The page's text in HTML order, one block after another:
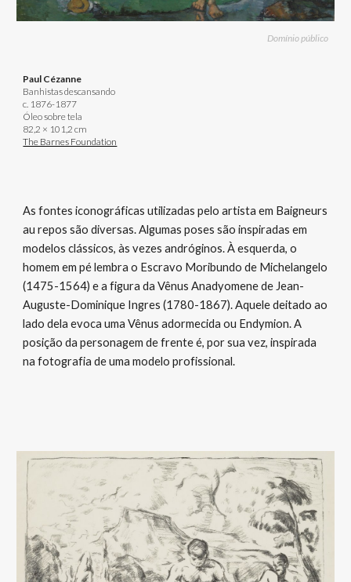
Domínio público
Paul Cézanne
Banhistas descansando
c. 1876-1877
Óleo sobre tela
82,2 × 101,2 cm
The Barnes Foundation
As fontes iconográficas utilizadas pelo artista em Baigneurs
au repos são diversas. Algumas poses são inspiradas em
modelos clássicos, às vezes andróginos. À esquerda, o
homem em pé lembra o Escravo Moribundo de Michelangelo
(1475-1564) e a figura da Vênus Anadyomene de Jean-
Auguste-Dominique Ingres (1780-1867). Aquele deitado ao
lado dela evoca uma Vênus adormecida ou Endymion. A
posição da personagem de frente é, por sua vez, inspirada
na fotografia de uma modelo profissional.